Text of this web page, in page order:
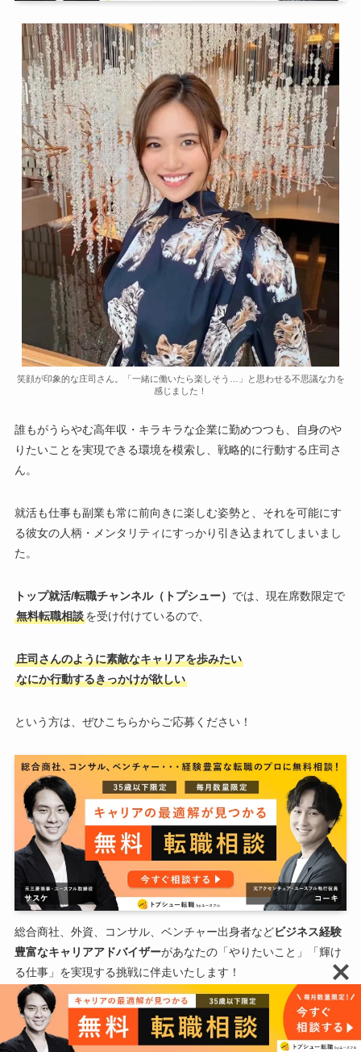
笑顔が印象的な庄司さん。「一緒に働いたら楽しそう…」と思わせる不思議な力を
感じました！
誰もがうらやむ高年収・キラキラな企業に勤めつつも、自身のや
りたいことを実現できる環境を模索し、戦略的に行動する庄司さ
ん。
就活も仕事も副業も常に前向きに楽しむ姿勢と、それを可能にす
る彼女の人柄・メンタリティにすっかり引き込まれてしまいまし
た。
トップ就活/転職チャンネル（トプシュー） では、現在席数限定で
無料転職相談を受け付けているので、
庄司さんのように素敵なキャリアを歩みたい
なにか行動するきっかけが欲しい
という方は、ぜひこちらからご応募ください！
総合商社、外資、コンサル、ベンチャー出身者などビジネス経験
豊富なキャリアアドバイザーがあなたの「やりたいこと」「輝け
る仕事」を実現する挑戦に伴走いたします！